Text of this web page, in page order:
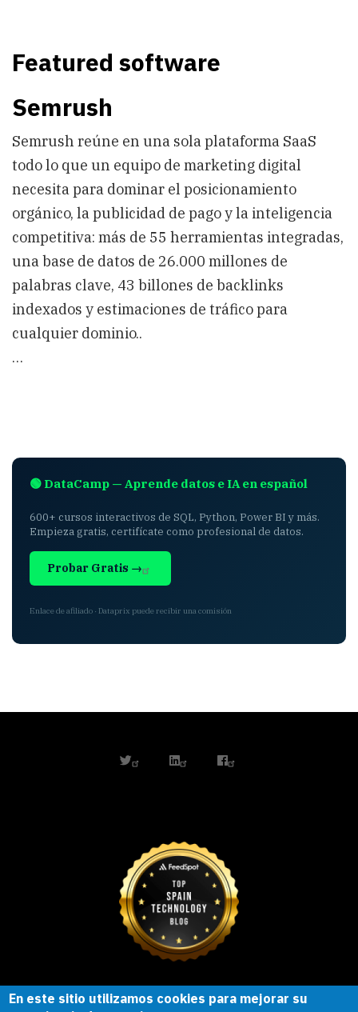
Featured software
Semrush
Semrush reúne en una sola plataforma SaaS
todo lo que un equipo de marketing digital
necesita para dominar el posicionamiento
orgánico, la publicidad de pago y la inteligencia
competitiva: más de 55 herramientas integradas,
una base de datos de 26.000 millones de
palabras clave, 43 billones de backlinks
indexados y estimaciones de tráfico para
cualquier dominio..
…
🟢 DataCamp — Aprende datos e IA en español
600+ cursos interactivos de SQL, Python, Power BI y más.
Empieza gratis, certifícate como profesional de datos.
Probar Gratis →
Enlace de afiliado · Dataprix puede recibir una comisión
twitterlinkedinfacebook
En este sitio utilizamos cookies para mejorar su